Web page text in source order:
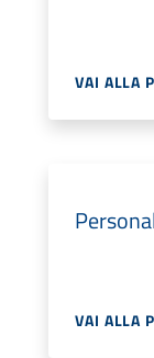
VAI ALLA
VAI ALLA